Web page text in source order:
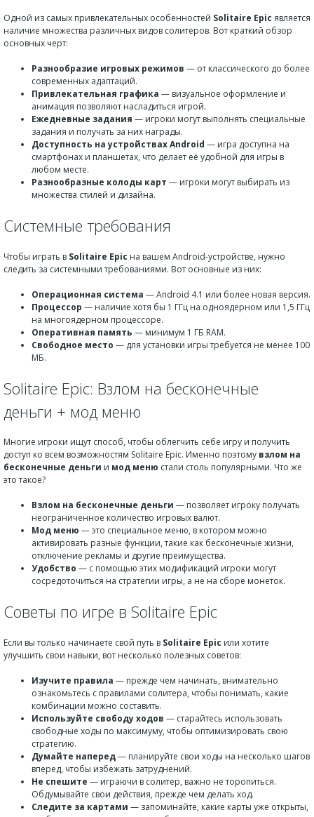
Одной из самых привлекательных особенностей Solitaire Epic является
наличие множества различных видов солитеров. Вот краткий обзор
основных черт:
Разнообразие игровых режимов — от классического до более
современных адаптаций.
Привлекательная графика — визуальное оформление и
анимация позволяют насладиться игрой.
Ежедневные задания — игроки могут выполнять специальные
задания и получать за них награды.
Доступность на устройствах Android — игра доступна на
смартфонах и планшетах, что делает её удобной для игры в
любом месте.
Разнообразные колоды карт — игроки могут выбирать из
множества стилей и дизайна.
Системные требования
Чтобы играть в Solitaire Epic на вашем Android-устройстве, нужно
следить за системными требованиями. Вот основные из них:
Операционная система — Android 4.1 или более новая версия.
Процессор — наличие хотя бы 1 ГГц на одноядерном или 1,5 ГГц
на многоядерном процессоре.
Оперативная память — минимум 1 ГБ RAM.
Свободное место — для установки игры требуется не менее 100
МБ.
Solitaire Epic: Взлом на бесконечные
деньги + мод меню
Многие игроки ищут способ, чтобы облегчить себе игру и получить
доступ ко всем возможностям Solitaire Epic. Именно поэтому взлом на
бесконечные деньги и мод меню стали столь популярными. Что же
это такое?
Взлом на бесконечные деньги — позволяет игроку получать
неограниченное количество игровых валют.
Мод меню — это специальное меню, в котором можно
активировать разные функции, такие как бесконечные жизни,
отключение рекламы и другие преимущества.
Удобство — с помощью этих модификаций игроки могут
сосредоточиться на стратегии игры, а не на сборе монеток.
Советы по игре в Solitaire Epic
Если вы только начинаете свой путь в Solitaire Epic или хотите
улучшить свои навыки, вот несколько полезных советов:
Изучите правила — прежде чем начинать, внимательно
ознакомьтесь с правилами солитера, чтобы понимать, какие
комбинации можно составить.
Используйте свободу ходов — старайтесь использовать
свободные ходы по максимуму, чтобы оптимизировать свою
стратегию.
Думайте наперед— планируйте свои ходы на несколько шагов
вперед, чтобы избежать затруднений.
Не спешите — играючи в солитер, важно не торопиться.
Обдумывайте свои действия, прежде чем делать ход.
Следите за картами — запоминайте, какие карты уже открыты,